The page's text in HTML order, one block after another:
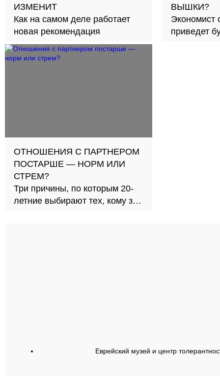
ИЗМЕНИТ
Как на самом деле работает
новая рекомендация
ВЫШКИ?
Экономист
приведет
ОТНОШЕНИЯ С ПАРТНЕРОМ
ПОСТАРШЕ — НОРМ ИЛИ
СТРЕМ?
Три причины, по которым 20-
летние выбирают тех, кому за
Еврейский музей и центр